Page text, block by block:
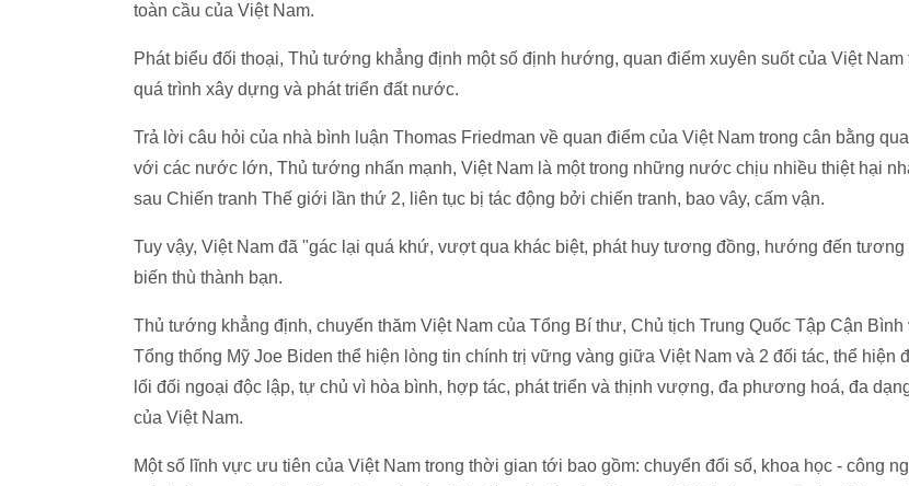
toàn cầu của Việt Nam.
Phát biểu đối thoại, Thủ tướng khẳng định một số định hướng, quan điểm xuyên suốt của Việt Nam
quá trình xây dựng và phát triển đất nước.
Trả lời câu hỏi của nhà bình luận Thomas Friedman về quan điểm của Việt Nam trong cân bằng
với các nước lớn, Thủ tướng nhấn mạnh, Việt Nam là một trong những nước chịu nhiều thiệt hại
sau Chiến tranh Thế giới lần thứ 2, liên tục bị tác động bởi chiến tranh, bao vây, cấm vận.
Tuy vậy, Việt Nam đã "gác lại quá khứ, vượt qua khác biệt, phát huy tương đồng, hướng đến tương
biến thù thành bạn.
Thủ tướng khẳng định, chuyến thăm Việt Nam của Tổng Bí thư, Chủ tịch Trung Quốc Tập Cận Bình
Tổng thống Mỹ Joe Biden thể hiện lòng tin chính trị vững vàng giữa Việt Nam và 2 đối tác, thể hiện
lối đối ngoại độc lập, tự chủ vì hòa bình, hợp tác, phát triển và thịnh vượng, đa phương hoá, đa
của Việt Nam.
Một số lĩnh vực ưu tiên của Việt Nam trong thời gian tới bao gồm: chuyển đổi số, khoa học - công